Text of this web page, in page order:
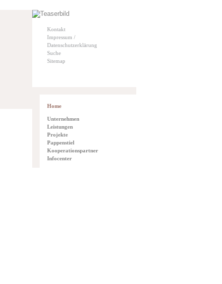
Kontakt
Impressum /
Datenschutzerklärung
Suche
Sitemap
Home
Unternehmen
Leistungen
Projekte
Pappenstiel
Kooperationspartner
Infocenter